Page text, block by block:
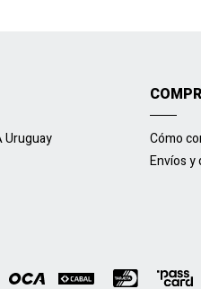
Uruguay
Cómo
Envíos y